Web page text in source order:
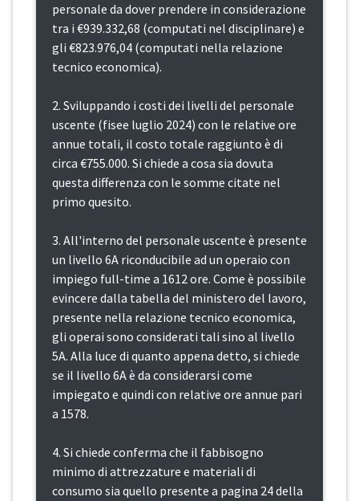
personale da dover prendere in considerazione
tra i €939.332,68 (computati nel disciplinare) e
gli €823.976,04 (computati nella relazione
tecnico economica).
2. Sviluppando i costi dei livelli del personale
uscente (fisee luglio 2024) con le relative ore
annue totali, il costo totale raggiunto è di
circa €755.000. Si chiede a cosa sia dovuta
questa differenza con le somme citate nel
primo quesito.
3. All'interno del personale uscente è presente
un livello 6A riconducibile ad un operaio con
impiego full-time a 1612 ore. Come è possibile
evincere dalla tabella del ministero del lavoro,
presente nella relazione tecnico economica,
gli operai sono considerati tali sino al livello
5A. Alla luce di quanto appena detto, si chiede
se il livello 6A è da considerarsi come
impiegato e quindi con relative ore annue pari
a 1578.
4. Si chiede conferma che il fabbisogno
minimo di attrezzature e materiali di
consumo sia quello presente a pagina 24 della